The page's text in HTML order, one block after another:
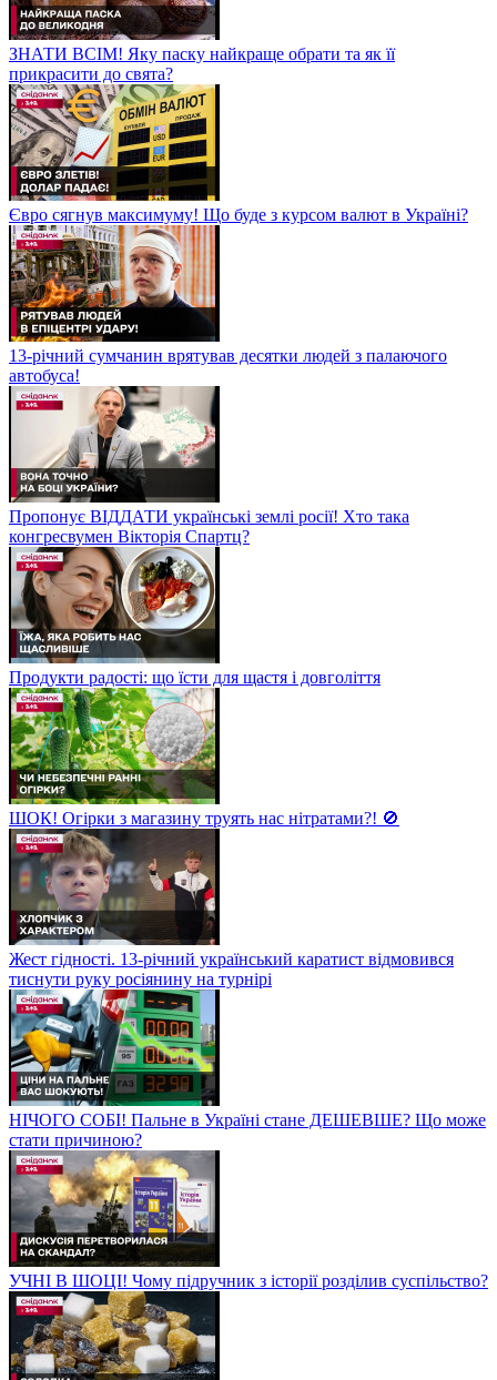
ЗНАТИ ВСІМ! Яку паску найкраще обрати та як її
прикрасити до свята?
Євро сягнув максимуму! Що буде з курсом валют в Україні?
13-річний сумчанин врятував десятки людей з палаючого
автобуса!
Пропонує ВІДДАТИ українські землі росії! Хто така
конгресвумен Вікторія Спартц?
Продукти радості: що їсти для щастя і довголіття
ШОК! Огірки з магазину труять нас нітратами?! 🚫
Жест гідності. 13-річний український каратист відмовився
тиснути руку росіянину на турнірі
НІЧОГО СОБІ! Пальне в Україні стане ДЕШЕВШЕ? Що може
стати причиною?
УЧНІ В ШОЦІ! Чому підручник з історії розділив суспільство?